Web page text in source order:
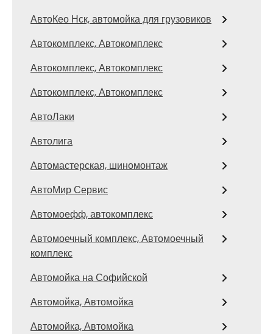
АвтоКео Нск, автомойка для грузовиков
Автокомплекс, Автокомплекс
Автокомплекс, Автокомплекс
Автокомплекс, Автокомплекс
АвтоЛаки
Автолига
Автомастерская, шиномонтаж
АвтоМир Сервис
Автомоефф, автокомплекс
Автомоечный комплекс, Автомоечный
комплекс
Автомойка на Софийской
Автомойка, Автомойка
Автомойка, Автомойка